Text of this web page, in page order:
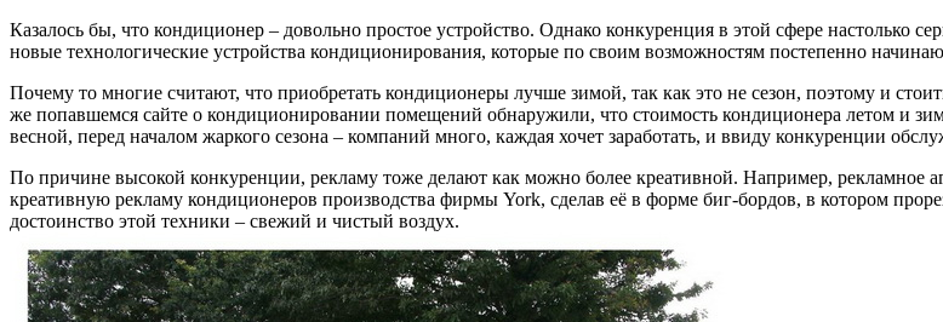
Казалось бы, что кондиционер – довольно простое устройство. Однако конкуренция в этой сфере настолько
новые технологические устройства кондиционирования, которые по своим возможностям постепенно
Почему то многие считают, что приобретать кондиционеры лучше зимой, так как это не сезон, поэтому и
же попавшемся сайте о кондиционировании помещений обнаружили, что стоимость кондиционера летом и
весной, перед началом жаркого сезона – компаний много, каждая хочет заработать, и ввиду конкуренции
По причине высокой конкуренции, рекламу тоже делают как можно более креативной. Например, рекламное
креативную рекламу кондиционеров производства фирмы York, сделав её в форме биг-бордов, в котором
достоинство этой техники – свежий и чистый воздух.